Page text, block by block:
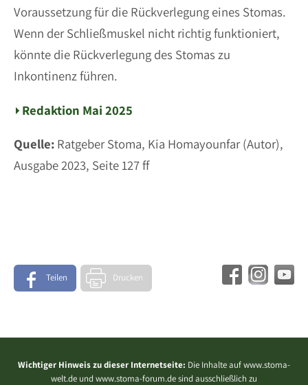
Voraussetzung für die Rückverlegung eines Stomas.
Wenn der Schließmuskel nicht richtig funktioniert,
könnte die Rückverlegung des Stomas zu
Inkontinenz führen.
Redaktion Mai 2025
Quelle: Ratgeber Stoma, Kia Homayounfar (Autor),
Ausgabe 2023, Seite 127 ff
Teilen Drucken
Wichtiger Hinweis zu dieser Internetseite: Die Inhalte auf www.stoma-
welt.de und www.stoma-forum.de sind ausschließlich zu